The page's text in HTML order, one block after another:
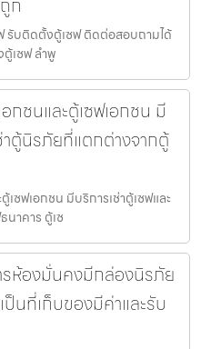
ก
รับติดตั้งตู้เซฟ ติดต่อสอบถามได้
เซฟ ลำพู
กชนและตู้เซฟเอกชน มี
าตู้นิรภัยที่แตกต่างจากตู้
ซฟเอกชน มีบริการเช่าตู้เซฟและ
าคาร ตู้เซ
ห้องมั่นคงมีกล่องนิรภัย
ป็นที่เก็บของมีค่าและรับ